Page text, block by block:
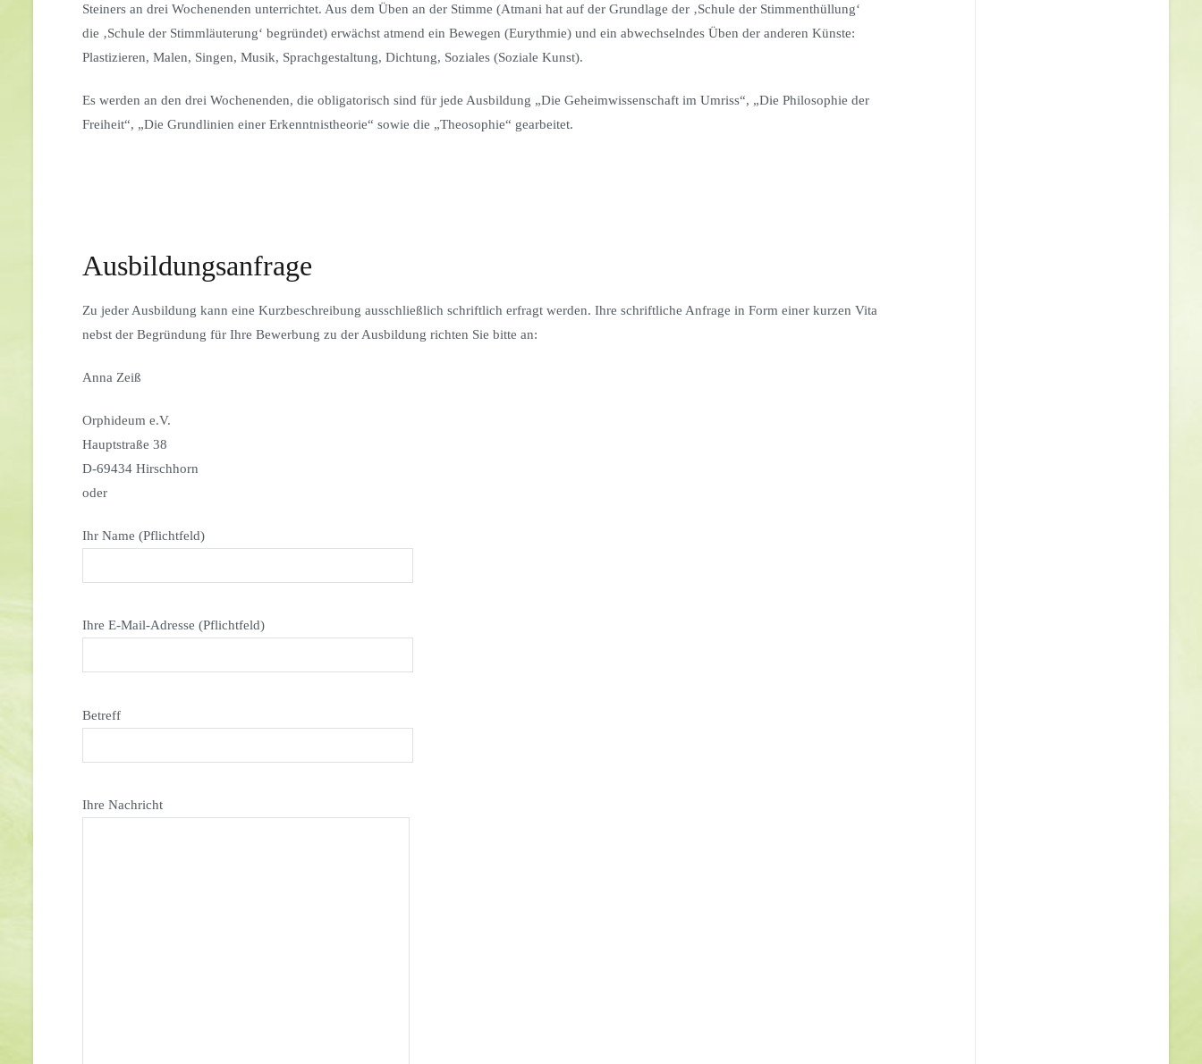
Steiners an drei Wochenenden unterrichtet. Aus dem Üben an der Stimme (Atmani hat auf der Grundlage der ‚Schule der Stimmenthüllung‘
die ‚Schule der Stimmläuterung‘ begründet) erwächst atmend ein Bewegen (Eurythmie) und ein abwechselndes Üben der anderen Künste:
Plastizieren, Malen, Singen, Musik, Sprachgestaltung, Dichtung, Soziales (Soziale Kunst).
Es werden an den drei Wochenenden, die obligatorisch sind für jede Ausbildung „Die Geheimwissenschaft im Umriss“, „Die Philosophie der
Freiheit“, „Die Grundlinien einer Erkenntnistheorie“ sowie die „Theosophie“ gearbeitet.
Ausbildungsanfrage
Zu jeder Ausbildung kann eine Kurzbeschreibung ausschließlich schriftlich erfragt werden. Ihre schriftliche Anfrage in Form einer kurzen Vita
nebst der Begründung für Ihre Bewerbung zu der Ausbildung richten Sie bitte an:
Anna Zeiß
Orphideum e.V.
Hauptstraße 38
D-69434 Hirschhorn
oder
Ihr Name (Pflichtfeld)
Ihre E-Mail-Adresse (Pflichtfeld)
Betreff
Ihre Nachricht